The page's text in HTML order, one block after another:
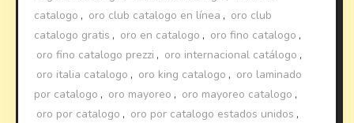
catalogo , oro club catalogo en línea , oro club
catalogo gratis , oro en catalogo , oro fino catalogo ,
oro fino catalogo prezzi , oro internacional catálogo ,
oro italia catalogo , oro king catalogo , oro laminado
por catalogo , oro mayoreo , oro mayoreo catalogo ,
oro por catalogo , oro por catalogo estados unidos ,